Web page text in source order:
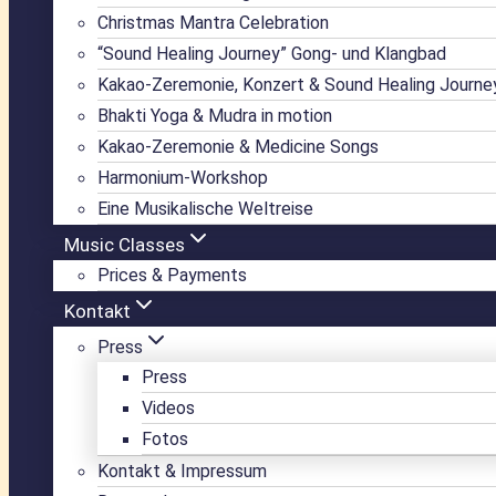
Christmas Mantra Celebration
“Sound Healing Journey” Gong- und Klangbad
Kakao-Zeremonie, Konzert & Sound Healing
Bhakti Yoga & Mudra in motion
Kakao-Zeremonie & Medicine Songs
Harmonium-Workshop
Eine Musikalische Weltreise
Music Classes
Prices & Payments
Kontakt
Press
Press
Videos
Fotos
Kontakt & Impressum